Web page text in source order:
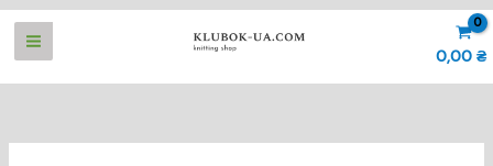
Перейти
0,00 ₴